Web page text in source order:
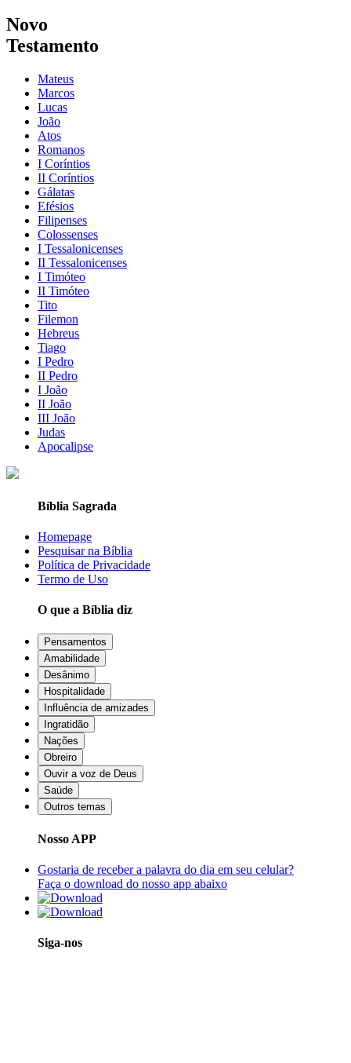
Novo
Testamento
Mateus
Marcos
Lucas
João
Atos
Romanos
I Coríntios
II Coríntios
Gálatas
Efésios
Filipenses
Colossenses
I Tessalonicenses
II Tessalonicenses
I Timóteo
II Timóteo
Tito
Filemon
Hebreus
Tiago
I Pedro
II Pedro
I João
II João
III João
Judas
Apocalipse
Bíblia Sagrada
Homepage
Pesquisar na Bíblia
Política de Privacidade
Termo de Uso
O que a Bíblia diz
Pensamentos
Amabilidade
Desânimo
Hospitalidade
Influência de amizades
Ingratidão
Nações
Obreiro
Ouvir a voz de Deus
Saúde
Outros temas
Nosso APP
Gostaria de receber a palavra do dia em seu celular?
Faça o download do nosso app abaixo
Siga-nos